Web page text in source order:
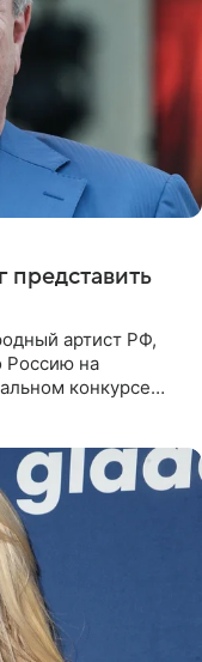
представить
артист РФ,
Россию на
конкурсе